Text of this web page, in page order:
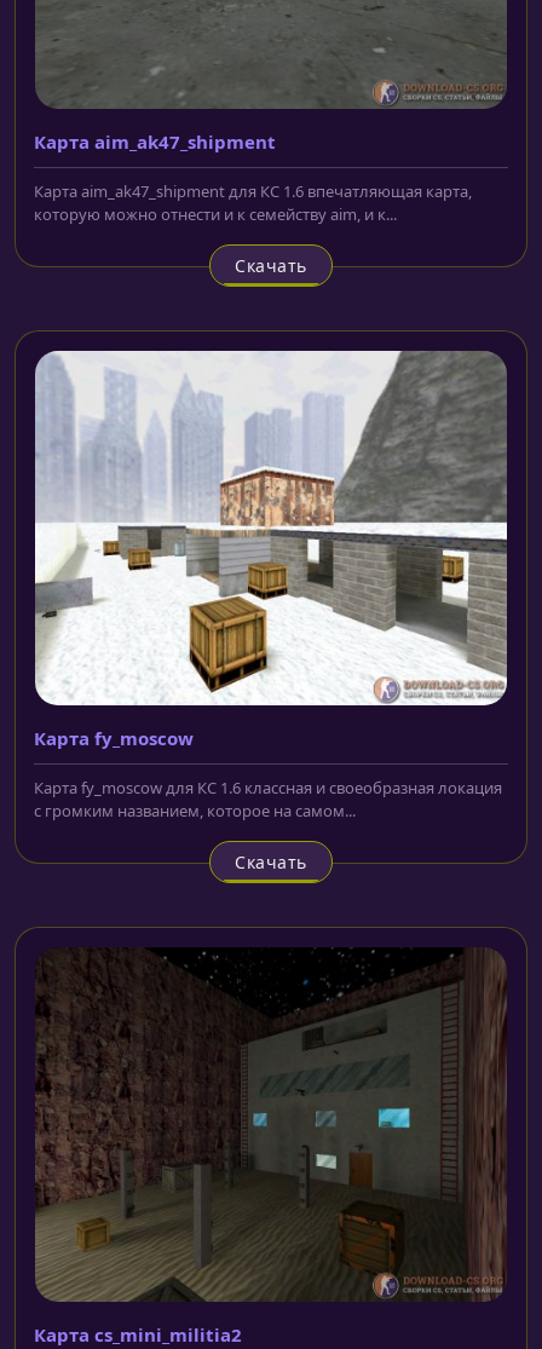
Карта aim_ak47_shipment
Карта aim_ak47_shipment для КС 1.6 впечатляющая карта,
которую можно отнести и к семейству aim, и к...
Скачать
Карта fy_moscow
Карта fy_moscow для КС 1.6 классная и своеобразная локация
с громким названием, которое на самом...
Скачать
Карта cs_mini_militia2